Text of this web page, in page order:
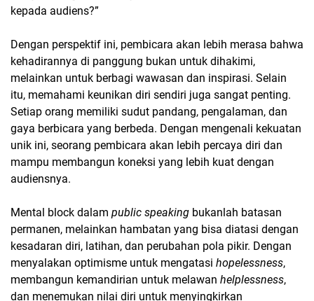
kepada audiens?”
Dengan perspektif ini, pembicara akan lebih merasa bahwa
kehadirannya di panggung bukan untuk dihakimi,
melainkan untuk berbagi wawasan dan inspirasi. Selain
itu, memahami keunikan diri sendiri juga sangat penting.
Setiap orang memiliki sudut pandang, pengalaman, dan
gaya berbicara yang berbeda. Dengan mengenali kekuatan
unik ini, seorang pembicara akan lebih percaya diri dan
mampu membangun koneksi yang lebih kuat dengan
audiensnya.
Mental block dalam public speaking bukanlah batasan
permanen, melainkan hambatan yang bisa diatasi dengan
kesadaran diri, latihan, dan perubahan pola pikir. Dengan
menyalakan optimisme untuk mengatasi hopelessness,
membangun kemandirian untuk melawan helplessness,
dan menemukan nilai diri untuk menyingkirkan